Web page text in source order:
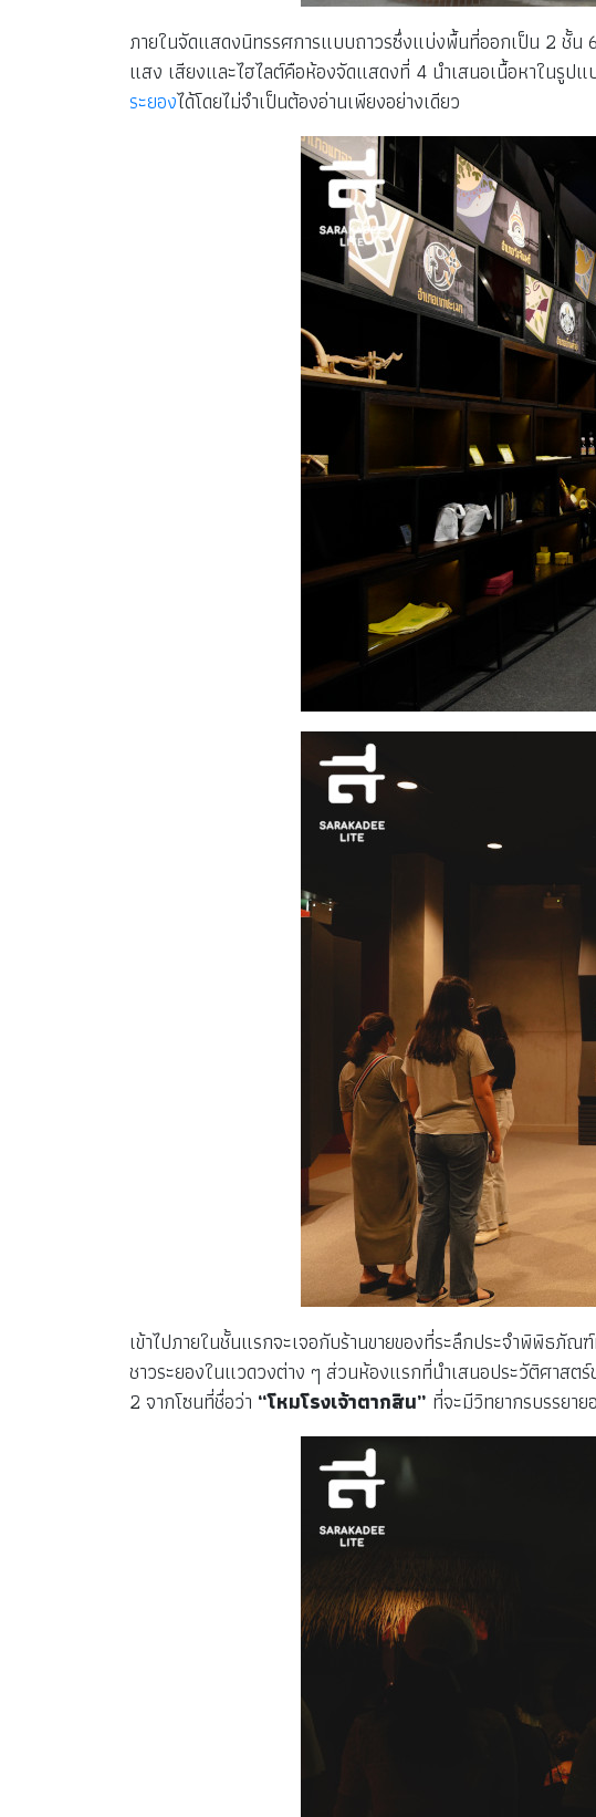
ภายในจัดแสดงนิทรรศการแบบถาวรซึ่งแบ่งพื้นที่ออกเป็น 2 ชั้น
แสง เสียงและไฮไลต์คือห้องจัดแสดงที่ 4 นำเสนอเนื้อหาในรูป
ระยองได้โดยไม่จำเป็นต้องอ่านเพียงอย่างเดียว
เข้าไปภายในชั้นแรกจะเจอกับร้านขายของที่ระลึกประจำพิพิธภัณ
ชาวระยองในแวดวงต่าง ๆ ส่วนห้องแรกที่นำเสนอประวัติศาสต
2 จากโซนที่ชื่อว่า “โหมโรงเจ้าตากสิน” ที่จะมีวิทยากรบรรยา